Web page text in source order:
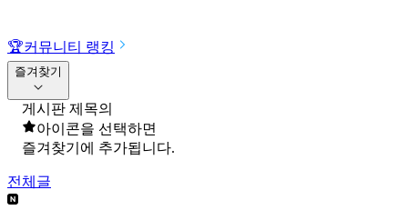
🏆커뮤니티 랭킹
즐겨찾기
게시판 제목의
아이콘을 선택하면
즐겨찾기에 추가됩니다.
전체글